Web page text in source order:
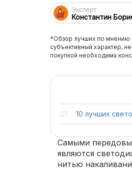
Эксперт
Константин
*Обзор лучших по мнению
субъективный характер,
покупкой необходима
10 лучших
Самыми
являются
нитью